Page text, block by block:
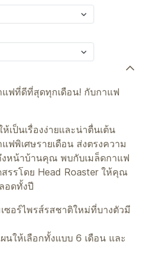
แฟที่ดีที่สุดทุกเดือน! กับกาแฟ
เป็นเรื่องง่ายและน่าตื่นเต้น
ฟพิเศษรายเดือน ส่งตรงความ
หน้าบ้านคุณ พบกับเมล็ดกาแฟ
รรโดย Head Roaster ให้คุณ
อดทั้งปี
ซอร์ไพรส์รสชาติใหม่ที่บางตัวมี
นให้เลือกทั้งแบบ 6 เดือน และ